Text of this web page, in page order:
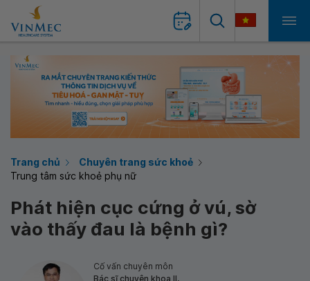
Trang chủ
Chuyên trang sức khoẻ
Trung tâm sức khoẻ phụ nữ
Phát hiện cục cứng ở vú, sờ
vào thấy đau là bệnh gì?
Cố vấn chuyên môn
Bác sĩ chuyên khoa II,